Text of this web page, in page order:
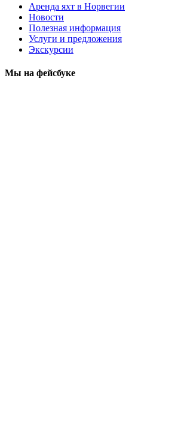
Аренда яхт в Норвегии
Новости
Полезная информация
Услуги и предложения
Экскурсии
Мы на фейсбуке